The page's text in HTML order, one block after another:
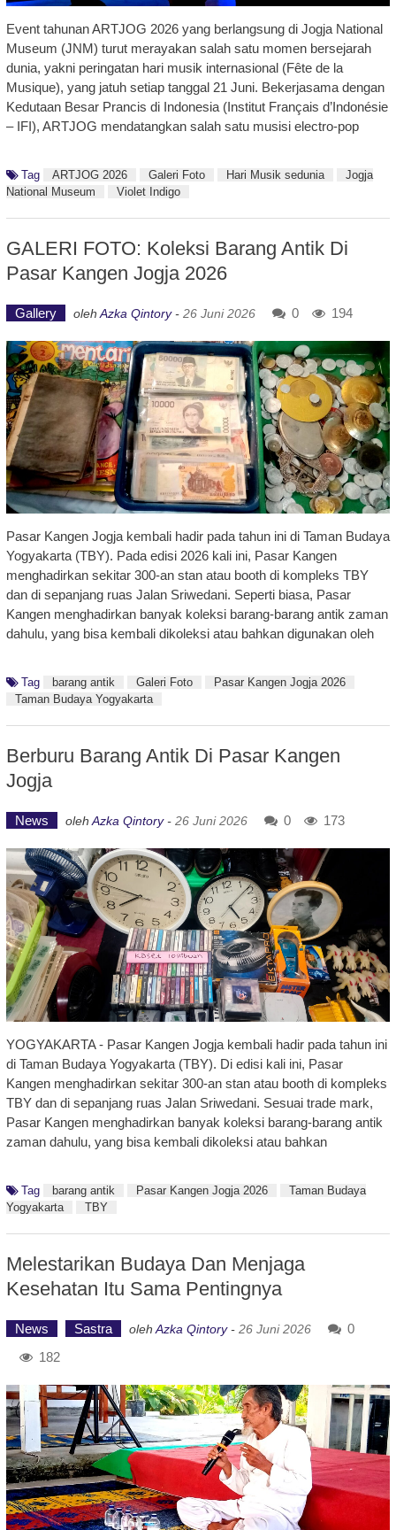
Event tahunan ARTJOG 2026 yang berlangsung di Jogja National
Museum (JNM) turut merayakan salah satu momen bersejarah
dunia, yakni peringatan hari musik internasional (Fête de la
Musique), yang jatuh setiap tanggal 21 Juni. Bekerjasama dengan
Kedutaan Besar Prancis di Indonesia (Institut Français d’Indonésie
– IFI), ARTJOG mendatangkan salah satu musisi electro-pop
Tag ARTJOG 2026 Galeri Foto Hari Musik sedunia
Jogja
National Museum
Violet Indigo
GALERI FOTO: Koleksi Barang Antik Di
Pasar Kangen Jogja 2026
Gallery oleh Azka Qintory- 26 Juni 2026 0 194
Pasar Kangen Jogja kembali hadir pada tahun ini di Taman Budaya
Yogyakarta (TBY). Pada edisi 2026 kali ini, Pasar Kangen
menghadirkan sekitar 300-an stan atau booth di kompleks TBY
dan di sepanjang ruas Jalan Sriwedani. Seperti biasa, Pasar
Kangen menghadirkan banyak koleksi barang-barang antik zaman
dahulu, yang bisa kembali dikoleksi atau bahkan digunakan oleh
Tag barang antik Galeri Foto
Pasar Kangen Jogja 2026
Taman Budaya Yogyakarta
Berburu Barang Antik Di Pasar Kangen
Jogja
News olehAzka Qintory- 26 Juni 2026 0 173
YOGYAKARTA - Pasar Kangen Jogja kembali hadir pada tahun ini
di Taman Budaya Yogyakarta (TBY). Di edisi kali ini, Pasar
Kangen menghadirkan sekitar 300-an stan atau booth di kompleks
TBY dan di sepanjang ruas Jalan Sriwedani. Sesuai trade mark,
Pasar Kangen menghadirkan banyak koleksi barang-barang antik
zaman dahulu, yang bisa kembali dikoleksi atau bahkan
Tag barang antik Pasar Kangen Jogja 2026
Taman Budaya
Yogyakarta
TBY
Melestarikan Budaya Dan Menjaga
Kesehatan Itu Sama Pentingnya
News Sastra oleh Azka Qintory- 26 Juni 2026
0
182